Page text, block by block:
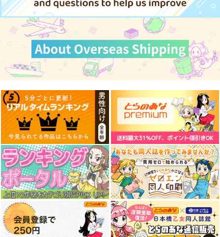
サンプル
カート
サンプル
気高き者達の碑
帝國交響楽団
1,870円（税込）
艦隊これくしょん-艦これ-
赤城
加賀
サンプル
艦これプロレス 四方
山話２
Mystic Lab
660円（税込）
艦隊これくしょん-艦これ-
暁
空母ヲ級
サンプル
艦これプロレス24
Mystic Lab
2,200円（税込）
艦隊これくしょん-艦これ-
天龍
那珂
サンプル